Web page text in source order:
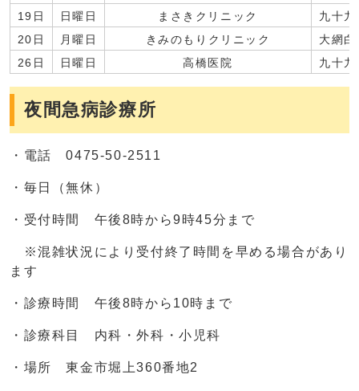
19日
日曜日 まさきクリニック
九十九
20日
月曜日 きみのもりクリニック
大網白
26日
日曜日 高橋医院 九十九
夜間急病診療所
・電話 0475-50-2511
・毎日（無休）
・受付時間 午後8時から9時45分まで
※混雑状況により受付終了時間を早める場合があり
ます
・診療時間 午後8時から10時まで
・診療科目 内科・外科・小児科
・場所 東金市堀上360番地2